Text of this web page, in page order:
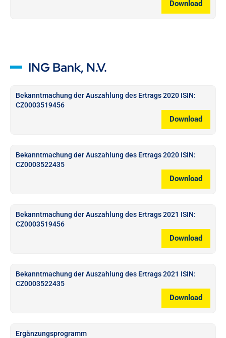
Download
ING Bank, N.V.
Bekanntmachung der Auszahlung des Ertrags 2020 ISIN:
CZ0003519456
Download
Bekanntmachung der Auszahlung des Ertrags 2020 ISIN:
CZ0003522435
Download
Bekanntmachung der Auszahlung des Ertrags 2021 ISIN:
CZ0003519456
Download
Bekanntmachung der Auszahlung des Ertrags 2021 ISIN:
CZ0003522435
Download
Ergänzungsprogramm